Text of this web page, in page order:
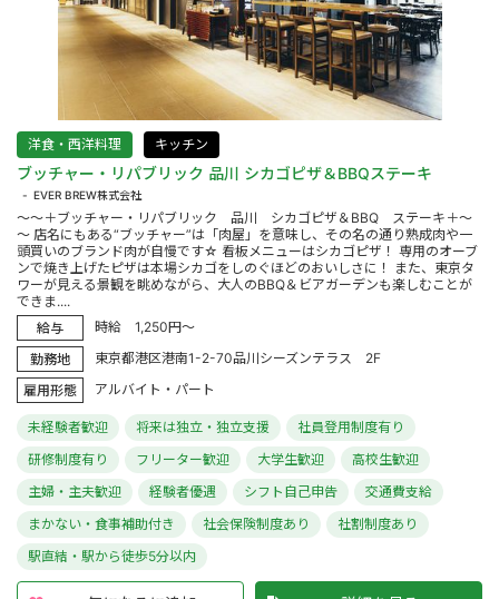
洋食・西洋料理 キッチン
ブッチャー・リパブリック 品川 シカゴピザ＆BBQステーキ
EVER BREW株式会社
～～＋ブッチャー・リパブリック 品川 シカゴピザ＆BBQ ステーキ＋～
～ 店名にもある“ブッチャー”は「肉屋」を意味し、その名の通り熟成肉や一
頭買いのブランド肉が自慢です☆ 看板メニューはシカゴピザ！ 専用のオーブ
ンで焼き上げたピザは本場シカゴをしのぐほどのおいしさに！ また、東京タ
ワーが見える景観を眺めながら、大人のBBQ＆ビアガーデンも楽しむことが
できま....
給与
時給 1,250円～
勤務地
東京都港区港南1-2-70品川シーズンテラス 2F
雇用形態
アルバイト・パート
未経験者歓迎 将来は独立・独立支援
社員登用制度有り
研修制度有り
フリーター歓迎 大学生歓迎
高校生歓迎
主婦・主夫歓迎
経験者優遇 シフト自己申告
交通費支給
まかない・食事補助付き
社会保険制度あり
社割制度あり
駅直結・駅から徒歩5分以内